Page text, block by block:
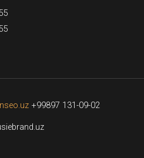
+99897 131-09-02